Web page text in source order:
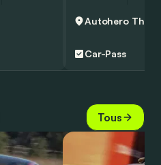
Autohero
Car-Pass
Tous